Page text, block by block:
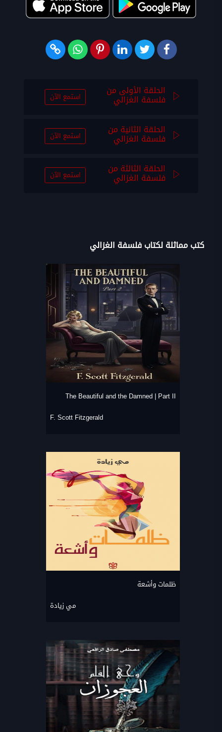
الحلقة الأولى من
فلسفة الغزالي استمع الآن
الحلقة الثانية من
فلسفة الغزالي استمع الآن
الحلقة الثالثة من
فلسفة الغزالي استمع الآن
كتب مماثلة لكتاب فلسفة الغزالي
The Beautiful and the Damned | Part II
F. Scott Fitzgerald
ظلمات وأشعة
مي زيادة